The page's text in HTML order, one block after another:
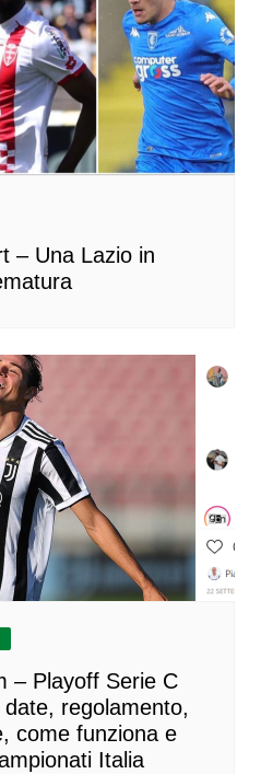
– Una Lazio in
– Playoff Serie C
regolamento,
come funziona e
Italia